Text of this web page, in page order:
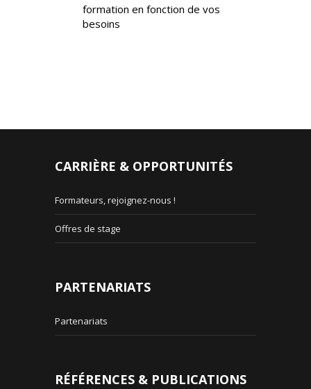
formation en fonction de vos
besoins
CARRIÈRE & OPPORTUNITÉS
Formateurs, rejoignez-nous !
Offres de stage
PARTENARIATS
Partenariats
RÉFÉRENCES & PUBLICATIONS